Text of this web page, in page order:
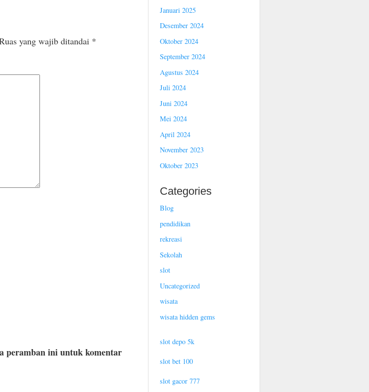
yang wajib ditandai *
peramban ini untuk komentar
Januari 2025
Desember 2024
Oktober 2024
September 2024
Agustus 2024
Juli 2024
Juni 2024
Mei 2024
April 2024
November 2023
Oktober 2023
Categories
Blog
pendidikan
rekreasi
Sekolah
slot
Uncategorized
wisata
wisata hidden gems
slot depo 5k
slot bet 100
slot gacor 777